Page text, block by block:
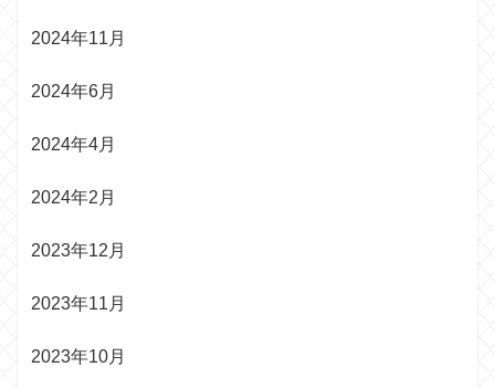
2024年11月
2024年6月
2024年4月
2024年2月
2023年12月
2023年11月
2023年10月